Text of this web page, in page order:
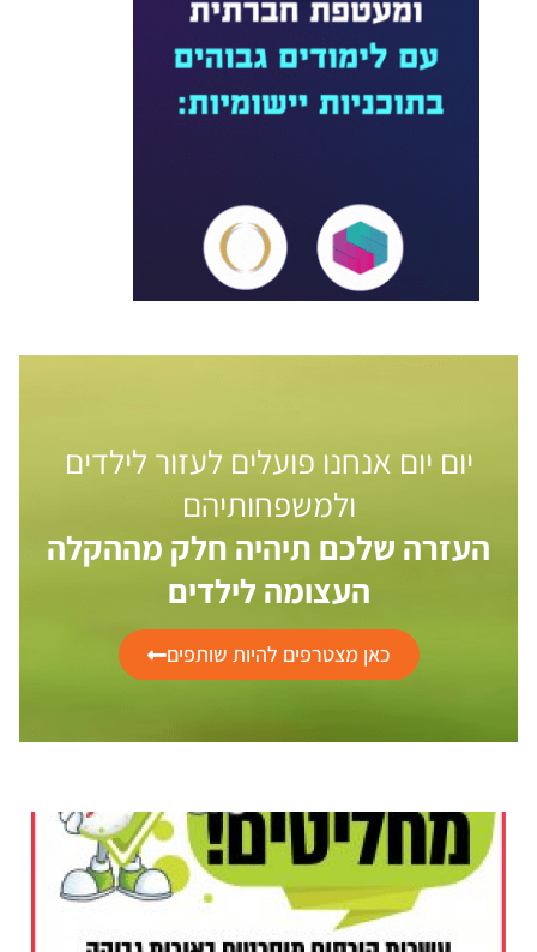
יום יום אנחנו פועלים לעזור לילדים
ולמשפחותיהם
העזרה שלכם תיהיה חלק מההקלה
העצומה לילדים
כאן מצטרפים להיות שותפים